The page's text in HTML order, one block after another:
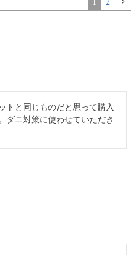
1 2
トと同じものだと思って購入
ダニ対策に使わせていただき